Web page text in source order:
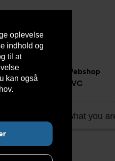
oplevelse
indhold og
til at
kan også
Kundeservice
Webshop
DVC
Find what you
Kugleventil DVC1311510101